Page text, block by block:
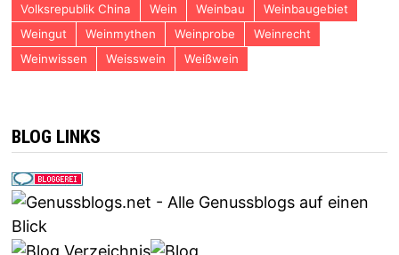
Volksrepublik China
Wein Weinbau
Weinbaugebiet
Weingut
Weinmythen Weinprobe
Weinrecht
Weinwissen
Weisswein Weißwein
BLOG LINKS